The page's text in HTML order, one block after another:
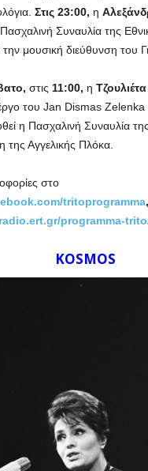
Στις 23:00, η
Συναυλία της
μουσική διεύθυνση του
στις 11:00, η
του Jan Dismas Zelenka
η Πασχαλινή Συναυλία
της Αγγελικής Πλόκα.
στο
tritoprogramma,
programma-
KOSMOS